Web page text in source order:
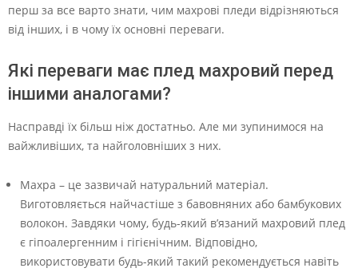
перш за все варто знати, чим махрові пледи відрізняються
від інших, і в чому їх основні переваги.
Які переваги має плед махровий перед
іншими аналогами?
Насправді їх більш ніж достатньо. Але ми зупинимося на
вайжливіших, та найголовніших з них.
Махра – це зазвичай натуральний матеріал.
Виготовляється найчастіше з бавовняних або бамбукових
волокон. Завдяки чому, будь-який в’язаний махровий плед
є гіпоалергенним і гігієнічним. Відповідно,
використовувати будь-який такий рекомендується навіть